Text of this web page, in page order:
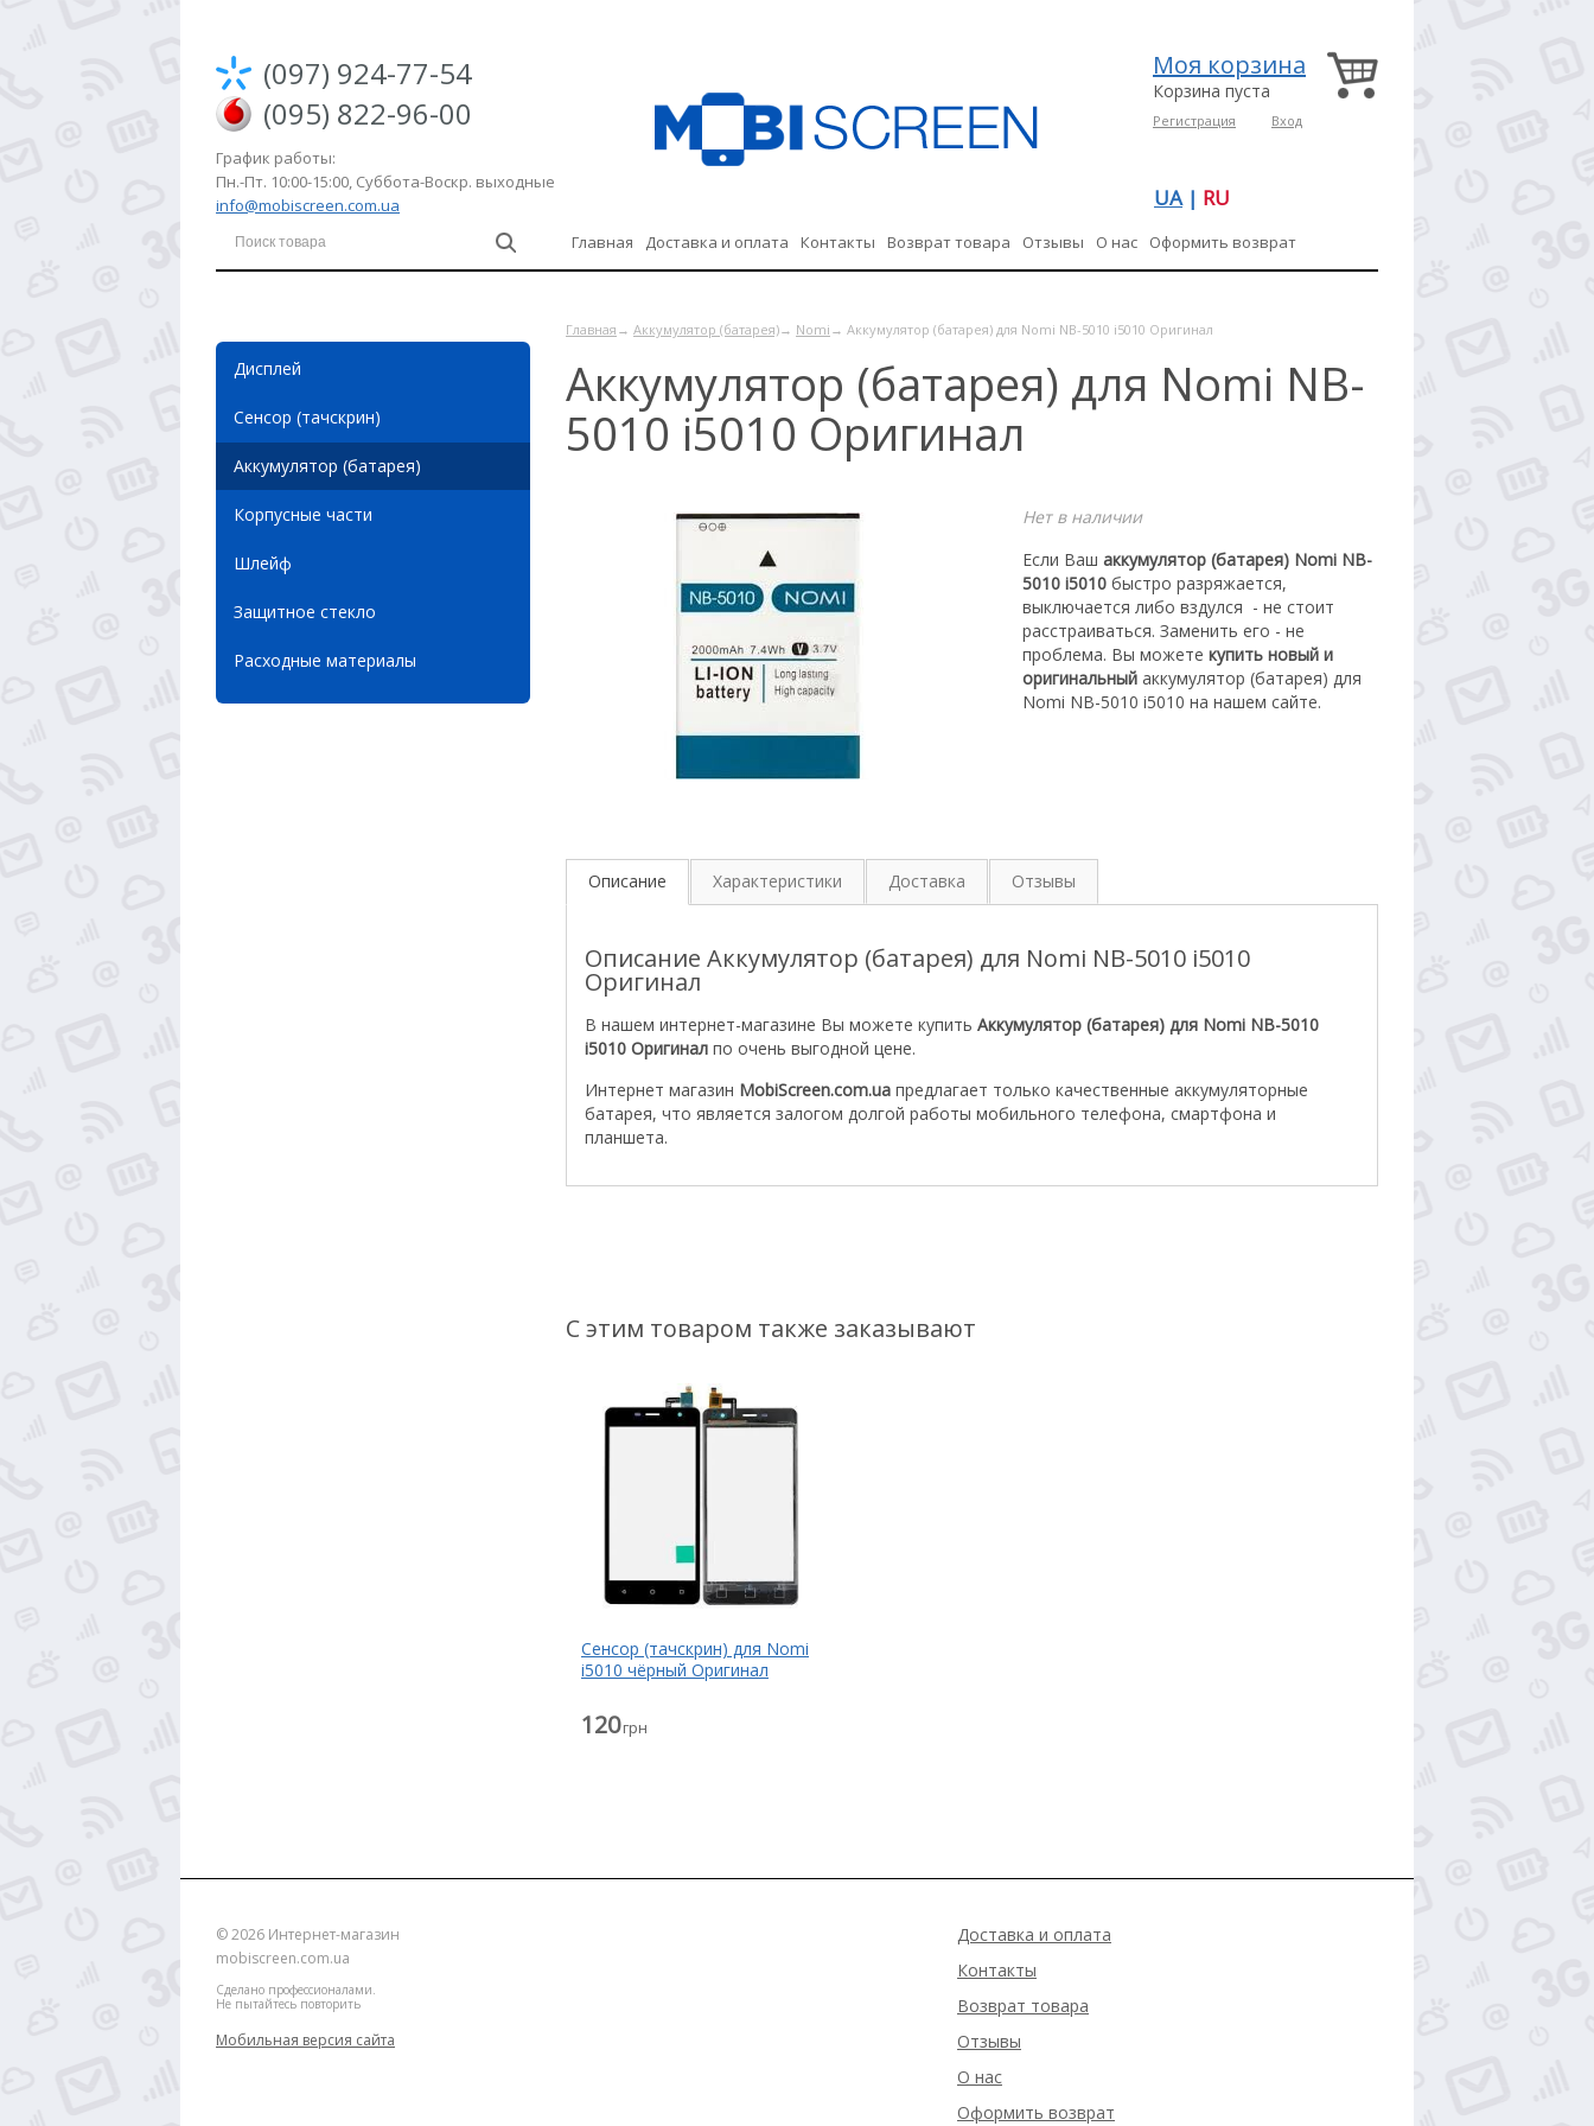
Моя корзина
Корзина пуста
Регистрация Вход
(097) 924-77-54
(095) 822-96-00
График работы:
Пн.-Пт. 10:00-15:00, Суббота-Воскр. выходные
info@mobiscreen.com.ua
UA | RU
Главная Доставка и оплата Контакты Возврат товара Отзывы О нас Оформить возврат
Главная → Аккумулятор (батарея)→ Nomi → Аккумулятор (батарея) для Nomi NB-5010 i5010 Оригинал
Аккумулятор (батарея) для Nomi NB-
5010 i5010 Оригинал
Нет в наличии
Если Ваш аккумулятор (батарея) Nomi NB-
5010 i5010 быстро разряжается,
выключается либо вздулся - не стоит
расстраиваться. Заменить его - не
проблема. Вы можете купить новый и
оригинальный аккумулятор (батарея) для
Nomi NB-5010 i5010 на нашем сайте.
Описание Характеристики Доставка Отзывы
Описание Аккумулятор (батарея) для Nomi NB-5010 i5010
Оригинал
В нашем интернет-магазине Вы можете купить Аккумулятор (батарея) для Nomi NB-5010
i5010 Оригинал по очень выгодной цене.
Интернет магазин MobiScreen.com.ua предлагает только качественные аккумуляторные
батарея, что является залогом долгой работы мобильного телефона, смартфона и
планшета.
С этим товаром также заказывают
Сенсор (тачскрин) для Nomi
i5010 чёрный Оригинал
120грн
Дисплей
Сенсор (тачскрин)
Аккумулятор (батарея)
Корпусные части
Шлейф
Защитное стекло
Расходные материалы
© 2026 Интернет-магазин
mobiscreen.com.ua
Сделано профессионалами.
Не пытайтесь повторить
Мобильная версия сайта
Доставка и оплата
Контакты
Возврат товара
Отзывы
О нас
Оформить возврат